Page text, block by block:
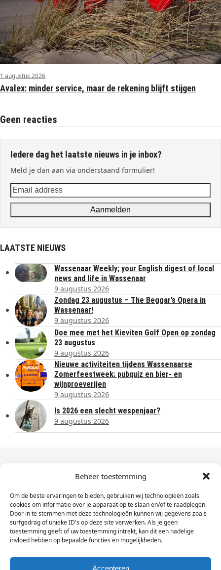
Beheer toestemming
Om de beste ervaringen te bieden, gebruiken wij technologieën zoals
cookies om informatie over je apparaat op te slaan en/of te raadplegen.
Door in te stemmen met deze technologieën kunnen wij gegevens zoals
surfgedrag of unieke ID's op deze site verwerken. Als je geen
toestemming geeft of uw toestemming intrekt, kan dit een nadelige
invloed hebben op bepaalde functies en mogelijkheden.
Accepteren
1 augustus 2026
Avalex: minder service, maar de rekening blijft stijgen
Geen reacties
Iedere dag het laatste nieuws in je inbox?
Meld je dan aan via onderstaand formulier!
Email
address
Aanmelden
LAATSTE NIEUWS
Wassenaar Weekly; your English digest of local
news and life in Wassenaar
9 augustus 2026
Zondag 23 augustus – The Beggar’s Opera in
Wassenaar!
9 augustus 2026
Doe mee met het Kieviten Golf Open op zondag
23 augustus
9 augustus 2026
Nieuwe activiteiten tijdens Wassenaarse
Zomerfeestweek: pubquiz en bier- en
wijnproeverijen
9 augustus 2026
Is 2026 een slecht wespenjaar?
9 augustus 2026
Dagelijks het laatste nieuws in je e-mail?
Vul
hier
je
e-
mailadres
in
Sign Up